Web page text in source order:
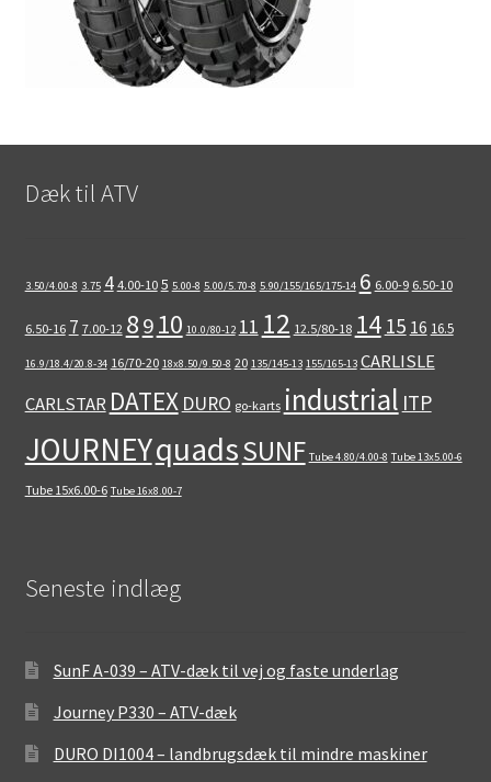
Dæk til ATV
3.50/4.00-8 3.75 4 4.00-10 5 5.00-8 5.00/5.70-8 5.90/155/165/175-14 6 6.00-9 6.50-10
6.50-16 7 7.00-12 89 10 10.0/80-12 11 12 12.5/80-18 14 15 16 16.5
16.9/18.4/20.8-34 16/70-20 18x8.50/9.50-8 20 135/145-13 155/165-13 CARLISLE
CARLSTAR DATEX DURO go-karts industrial ITP
JOURNEYquadsSUNF Tube 4.80/4.00-8 Tube 13x5.00-6
Tube 15x6.00-6 Tube 16x8.00-7
Seneste indlæg
SunF A-039 – ATV-dæk til vej og faste underlag
Journey P330 – ATV-dæk
DURO DI1004 – landbrugsdæk til mindre maskiner